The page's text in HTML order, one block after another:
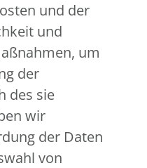
und der
und
um
der
des sie
wir
der Daten
von